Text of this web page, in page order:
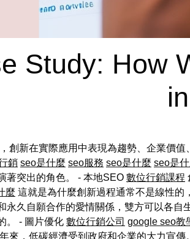
Study: How
創新在實際應用中表現為趨勢、企業價
銷 seo是什麼 seo服務 seo是什麼 seo是
著突出的角色。 - 本地SEO 數位行銷課程
麼 這就是為什麼創新過程通常不是線性的
永久自願合作的愛情關係，雙方可以各自
。 - 圖片優化 數位行銷公司 google seo教
來，低碳經濟受到政府和企業的大力宣傳